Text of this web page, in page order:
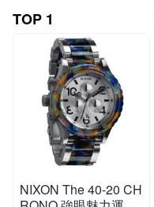
TOP 1
NIXON The 40-20 CH